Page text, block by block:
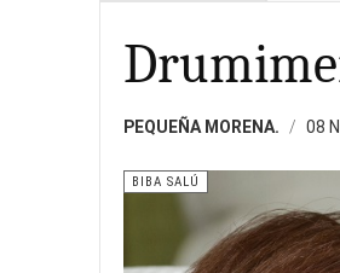
PEQUEÑA MORENA. 08
BIBA SALÚ